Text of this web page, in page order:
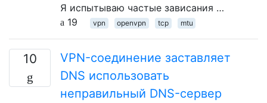
Я испытываю частые зависания …
19
vpn openvpn tcp mtu
10
VPN-соединение заставляет
DNS использовать
неправильный DNS-сервер